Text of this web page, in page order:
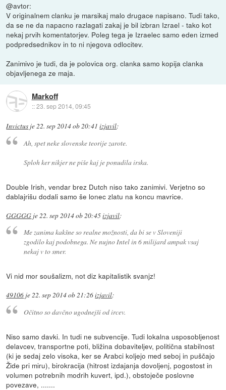
@avtor:
V originalnem clanku je marsikaj malo drugace napisano. Tudi tako,
da se ne da napacno razlagati zakaj je bil izbran Izrael - tako kot
nekaj prvih komentatorjev. Poleg tega je Izraelec samo eden izmed
podpredsednikov in to ni njegova odlocitev.
Zanimivo je tudi, da je polovica org. clanka samo kopija clanka
objavljenega ze maja.
Markoff
::23. sep 2014, 09:45
Invictus je22. sep 2014 ob 20:41 izjavil:
Ah, spet neke slovenske teorije zarote.
Sploh ker nikjer ne piše kaj je ponudila irska.
Double Irish, vendar brez Dutch niso tako zanimivi. Verjetno so
dablajrišu dodali samo še lonec zlatu na koncu mavrice.
GGGGG je22. sep 2014 ob 20:45izjavil:
Me zanima kakšne so realne možnosti, da bi se v Sloveniji
zgodilo kaj podobnega. Ne nujno Intel in 6 milijard ampak vsaj
nekaj v to smer.
Vi nid mor soušalizm, not diz kapitalistik svanjz!
49106 je22. sep 2014 ob 21:26izjavil:
Očitno so davčno ugodnejši od ircev.
Niso samo davki. In tudi ne subvencije. Tudi lokalna usposobljenost
delavcev, transportne poti, bližina dobaviteljev, politična stabilnost
(ki je sedaj zelo visoka, ker se Arabci koljejo med seboj in puščajo
Žide pri miru), birokracija (hitrost izdajanja dovoljenj, pogostost in
volumen potrebnih modrih kuvert, ipd.), obstoječe poslovne
povezave, .......